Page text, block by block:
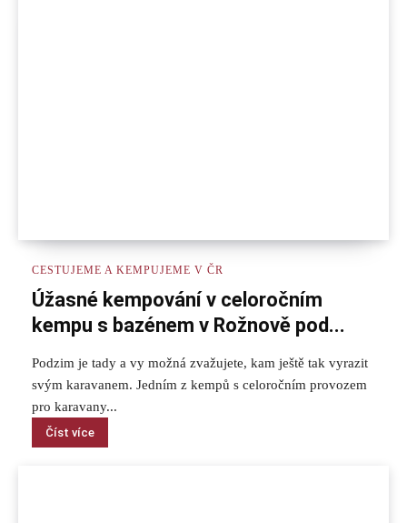
CESTUJEME A KEMPUJEME V ČR
Úžasné kempování v celoročním
kempu s bazénem v Rožnově pod...
Podzim je tady a vy možná zvažujete, kam ještě tak vyrazit
svým karavanem. Jedním z kempů s celoročním provozem
pro karavany...
Číst více